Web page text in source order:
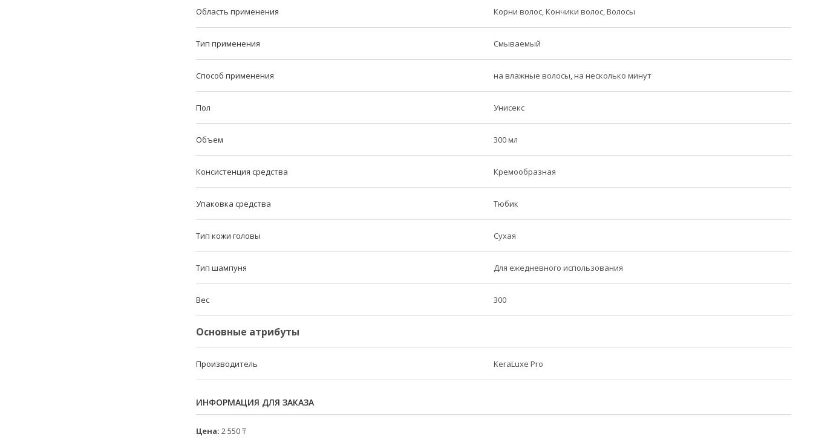
Область применения Корни волос, Кончики волос, Волосы
Тип применения Смываемый
Способ применения на влажные волосы, на несколько минут
Пол Унисекс
Объем 300 мл
Консистенция средства Кремообразная
Упаковка средства Тюбик
Тип кожи головы Сухая
Тип шампуня Для ежедневного использования
Вес 300
Основные атрибуты
Производитель KeraLuxe Pro
ИНФОРМАЦИЯ ДЛЯ ЗАКАЗА
Цена: 2 550 ₸